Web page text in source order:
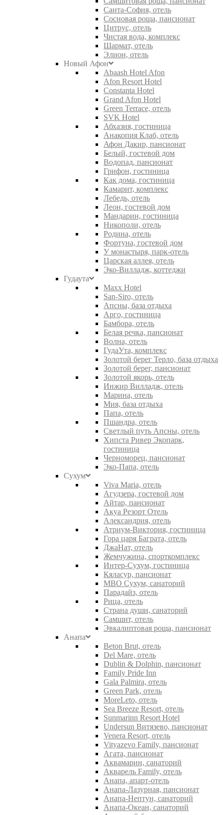
Санта-София, отель
Сосновая роща, пансионат
Цитрус, отель
Чистая вода, комплекс
Шармат, отель
Элион, отель
Новый Афон
Abaash Hotel Afon
Afon Resort Hotel
Constanta Hotel
Grand Afon Hotel
Green Terrace, отель
SVK Hotel
Абхазия, гостиница
Анакопия Клаб, отель
Афон Дакир, пансионат
Белый, гостевой дом
Водопад, пансионат
Грифон, гостиница
Как дома, гостиница
Камарит, комплекс
Лебедь, отель
Леон, гостевой дом
Мандарин, гостиница
Никополи, отель
Родина, отель
Фортуна, гостевой дом
У монастыря, парк-отель
Царская аллея, отель
Эко-Вилладж, коттеджи
Гудаута
Maxx Hotel
San-Siro, отель
Апсны, база отдыха
Арго, гостиница
Бамбора, отель
Белая речка, пансионат
Волна, отель
ГудаУта, комплекс
Золотой берег Терло, база отдыха
Золотой берег, пансионат
Золотой якорь, отель
Инжир Вилладж, отель
Марина, отель
Мия, база отдыха
Папа, отель
Пшандра, отель
Светлый путь Апсны, отель
Хипста Ривер Экопарк,
гостиница
Черноморец, пансионат
Эко-Папа, отель
Сухум
Viva Maria, отель
Агудзера, гостевой дом
Айтар, пансионат
Акуа Резорт Отель
Александрия, отель
Атриум-Виктория, гостиница
Гора царя Баграта, отель
ДжаНат, отель
Жемчужина, спорткомплекс
Интер-Сухум, гостиница
Кяласур, пансионат
МВО Сухум, санаторий
Парадайз, отель
Рица, отель
Страна души, санаторий
Самшит, отель
Эвкалиптовая роща, пансионат
Анапа
Beton Brut, отель
Del Mare, отель
Dublin & Dolphin, пансионат
Family Pride Inn
Gala Palmira, отель
Green Park, отель
MoreLeto, отель
Sea Breeze Resort, отель
Sunmarinn Resort Hotel
Undersun Витязево, пансионат
Venera Resort, отель
Vityazevo Family, пансионат
Агата, пансионат
Аквамарин, санаторий
Акварель Family, отель
Анапа, апарт-отель
Анапа-Лазурная, пансионат
Анапа-Нептун, санаторий
Анапа-Океан, санаторий